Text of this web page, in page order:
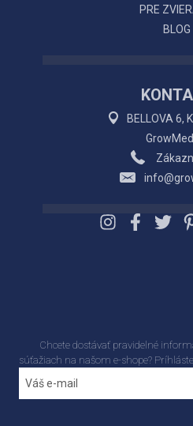
PRE
BLOG
BELLOVA 6,
Chcete dostávať pravidelné
súťažiach na našom e-shope?